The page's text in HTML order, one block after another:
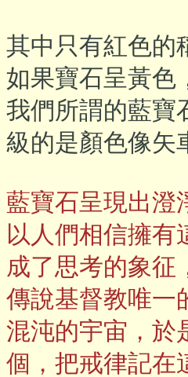
其中只有紅色的
如果寶石呈黃色
我們所謂的藍寶
級的是顏色像矢
藍寶石呈現出澄
以人們相信擁有
成了思考的象征
傳說基督教唯一
混沌的宇宙，於
個，把戒律記在